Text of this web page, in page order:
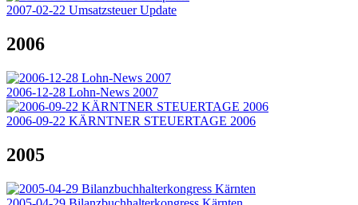
2007-02-22 Umsatzsteuer Update
2006
2006-12-28 Lohn-News 2007
2006-09-22 KÄRNTNER STEUERTAGE 2006
2005